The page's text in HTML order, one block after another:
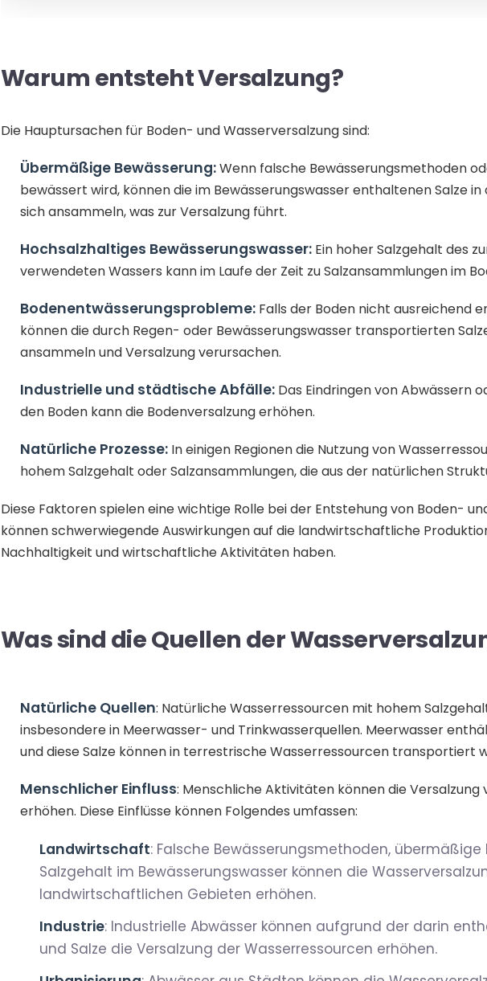
Warum entsteht Versalzung?
Die Hauptursachen für Boden- und Wasserversalzung sind:
Übermäßige Bewässerung:Wenn falsche Bewässerungsmethoden
bewässert wird, können die im Bewässerungswasser enthaltenen Salze in
sich ansammeln, was zur Versalzung führt.
Hochsalzhaltiges Bewässerungswasser: Ein hoher Salzgehalt des
verwendeten Wassers kann im Laufe der Zeit zu Salzansammlungen im
Bodenentwässerungsprobleme: Falls der Boden nicht ausreichend
können die durch Regen- oder Bewässerungswasser transportierten
ansammeln und Versalzung verursachen.
Industrielle und städtische Abfälle: Das Eindringen von Abwässern
den Boden kann die Bodenversalzung erhöhen.
Natürliche Prozesse: In einigen Regionen die Nutzung von
hohem Salzgehalt oder Salzansammlungen, die aus der natürlichen
Diese Faktoren spielen eine wichtige Rolle bei der Entstehung von Boden-
können schwerwiegende Auswirkungen auf die landwirtschaftliche
Nachhaltigkeit und wirtschaftliche Aktivitäten haben.
Was sind die Quellen der
Natürliche Quellen: Natürliche Wasserressourcen mit hohem
insbesondere in Meerwasser- und Trinkwasserquellen. Meerwasser
und diese Salze können in terrestrische Wasserressourcen transportiert
Menschlicher Einfluss: Menschliche Aktivitäten können die Versalzung
erhöhen. Diese Einflüsse können Folgendes umfassen:
Landwirtschaft: Falsche Bewässerungsmethoden,
Salzgehalt im Bewässerungswasser können die
landwirtschaftlichen Gebieten erhöhen.
Industrie: Industrielle Abwässer können aufgrund der darin
und Salze die Versalzung der Wasserressourcen erhöhen.